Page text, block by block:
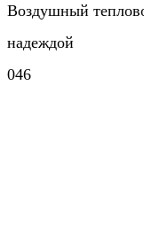
Воздушный
надеждой
046